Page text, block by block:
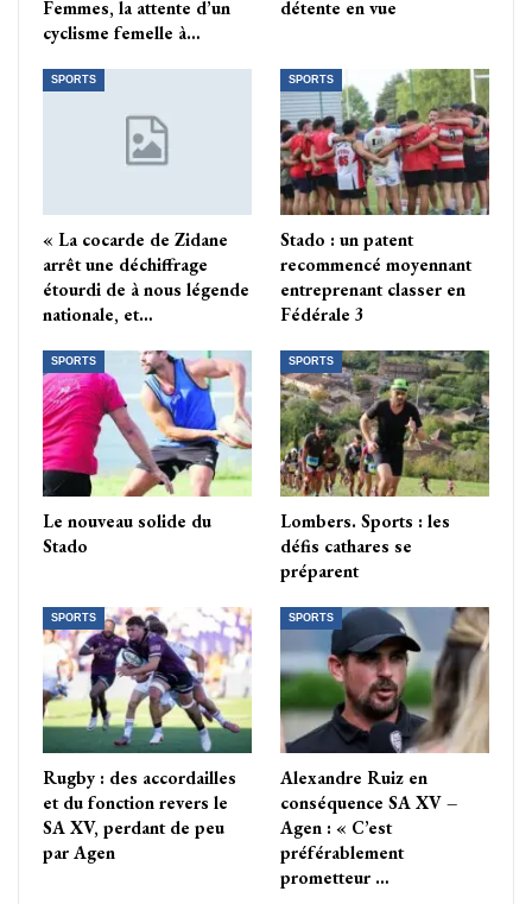
Femmes, la attente d’un
cyclisme femelle à…
détente en vue
SPORTS
« La cocarde de Zidane
arrêt une déchiffrage
étourdi de à nous légende
nationale, et…
SPORTS
Stado : un patent
recommencé moyennant
entreprenant classer en
Fédérale 3
SPORTS
Le nouveau solide du
Stado
SPORTS
Lombers. Sports : les
défis cathares se
préparent
SPORTS
Rugby : des accordailles
et du fonction revers le
SA XV, perdant de peu
par Agen
SPORTS
Alexandre Ruiz en
conséquence SA XV –
Agen : « C’est
préférablement
prometteur …